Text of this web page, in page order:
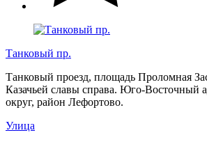
Танковый пр.
Танковый проезд, площадь Проломная
Казачьей славы справа. Юго-Восточный
округ, район Лефортово.
Улица